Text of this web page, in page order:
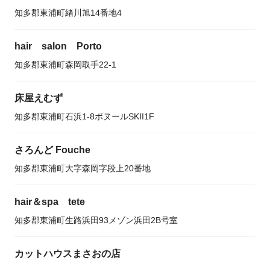
知多郡東浦町緒川旭14番地4
hair salon Porto
知多郡東浦町森岡取手22-1
床屋えむず
知多郡東浦町石浜1-8ボヌールSKII1F
さろんど Fouche
知多郡東浦町大字森岡字段上20番地
hair＆spa tete
知多郡東浦町生路浜田93メゾン浜田2B号室
カットハウスまさおの店